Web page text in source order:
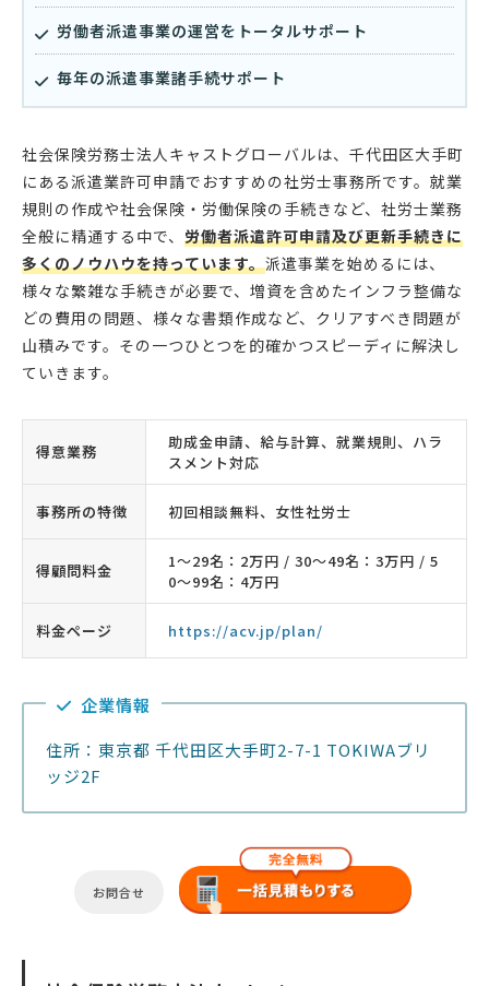
労働者派遣事業の運営をトータルサポート
毎年の派遣事業諸手続サポート
社会保険労務士法人キャストグローバルは、千代田区大手町
にある派遣業許可申請でおすすめの社労士事務所です。就業
規則の作成や社会保険・労働保険の手続きなど、社労士業務
全般に精通する中で、 労働者派遣許可申請及び更新手続きに
多くのノウハウを持っています。派遣事業を始めるには、
様々な繁雑な手続きが必要で、増資を含めたインフラ整備な
どの費用の問題、様々な書類作成など、クリアすべき問題が
山積みです。その一つひとつを的確かつスピーディに解決し
ていきます。
得意業務
助成金申請、給与計算、就業規則、ハラ
スメント対応
事務所の特徴 初回相談無料、女性社労士
得顧問料金
1〜29名：2万円 / 30〜49名：3万円 / 5
0〜99名：4万円
料金ページ https://acv.jp/plan/
企業情報
住所：東京都 千代田区大手町2-7-1 TOKIWAブリ
ッジ2F
お問合せ